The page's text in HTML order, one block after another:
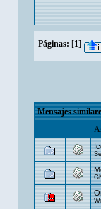
Páginas: [1]
Mensajes